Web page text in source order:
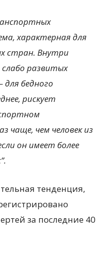
характерная для
стран. Внутри
развитых
для бедного
рискует
чаще, чем человек из
он имеет более
тенденция,
за последние 40